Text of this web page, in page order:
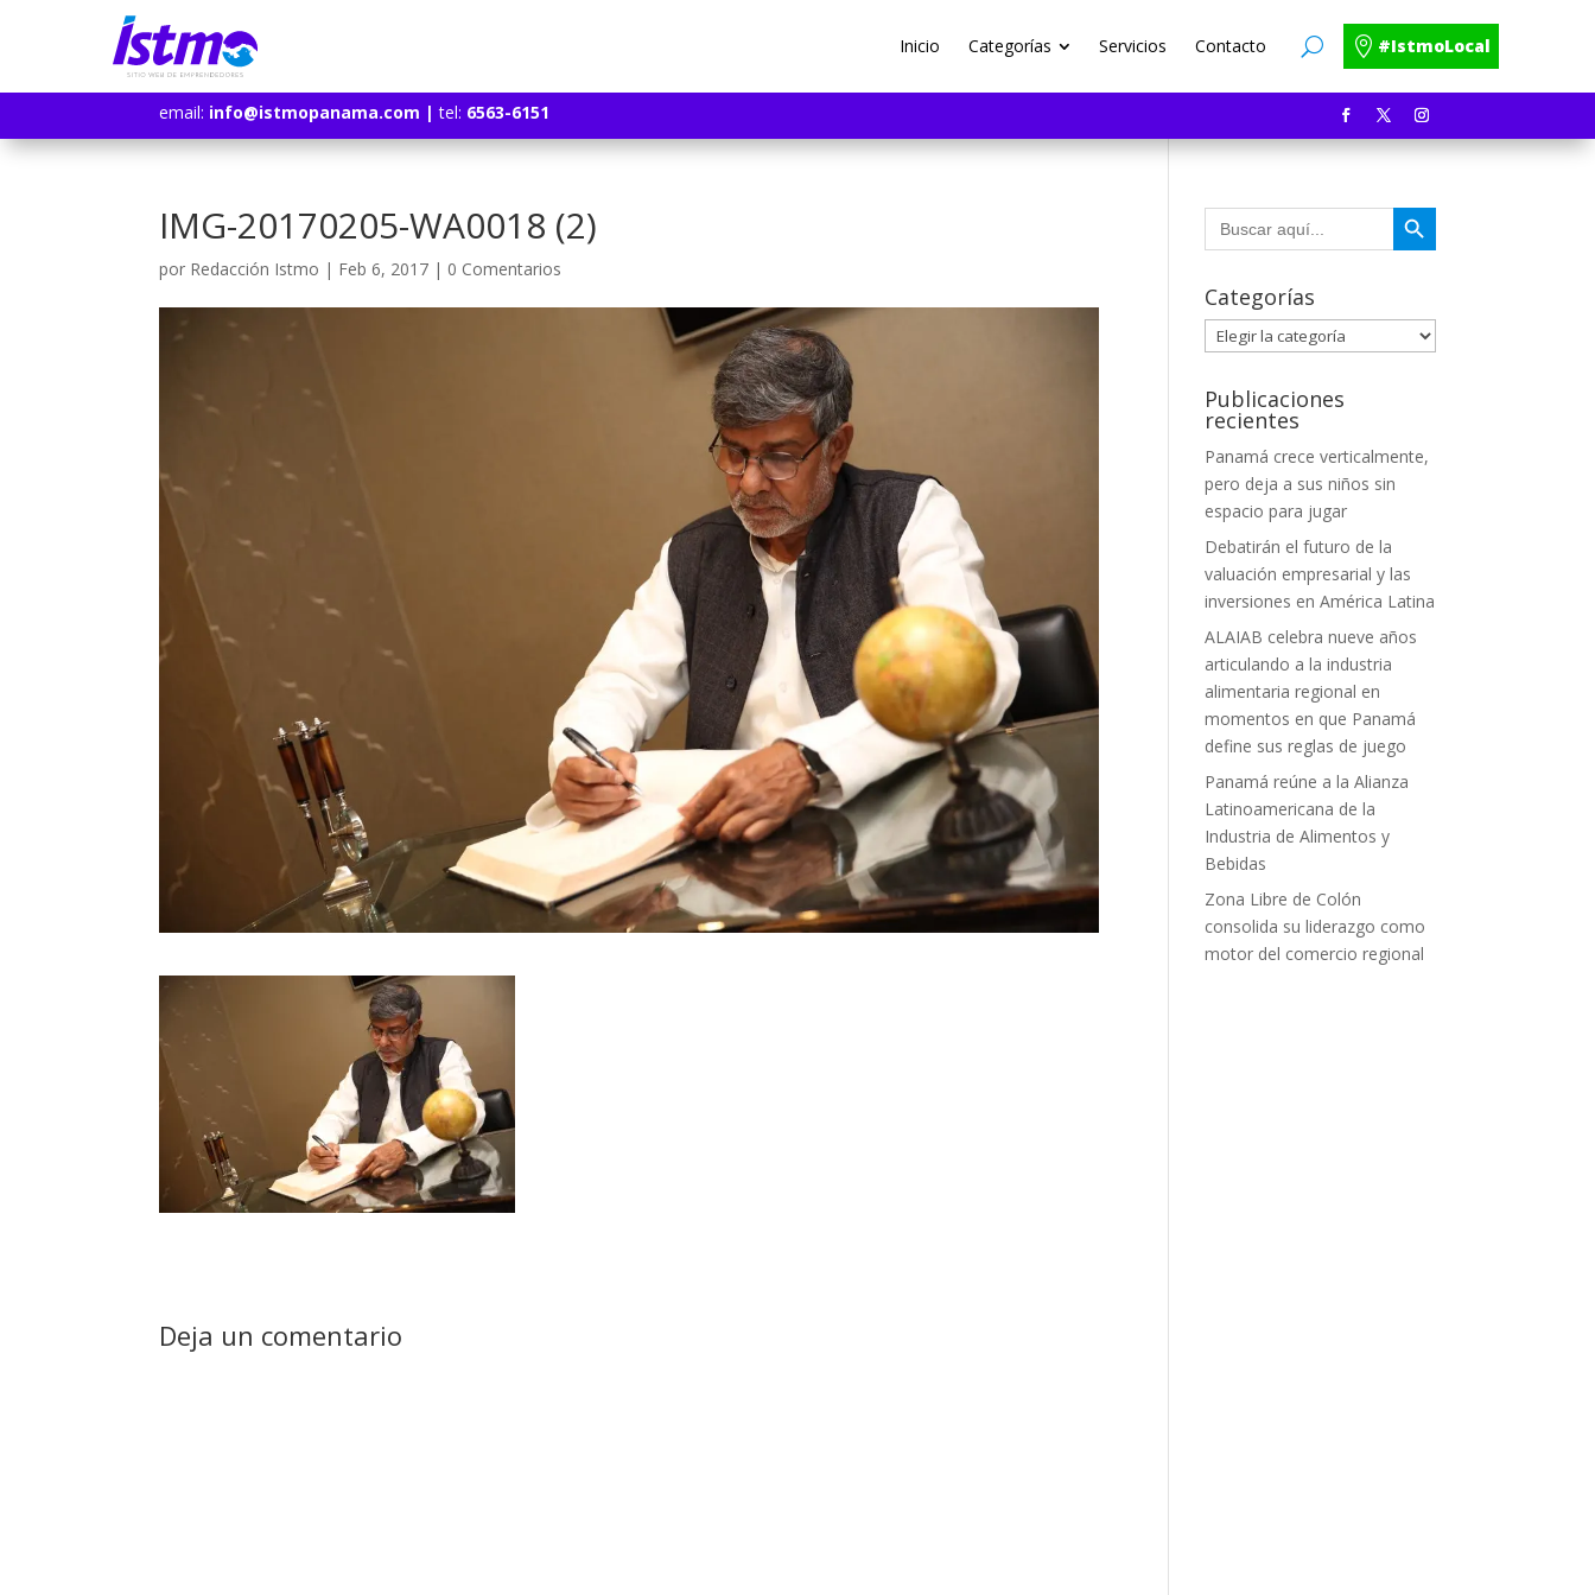
Inicio Categorías Servicios Contacto #IstmoLocal
email: info@istmopanama.com |tel: 6563-6151
IMG-20170205-WA0018 (2)
por Redacción Istmo | Feb 6, 2017 | 0 Comentarios
Deja un comentario
Buscar: Botón de búsqueda
Categorías
Categorías
Publicaciones
recientes
Panamá crece verticalmente,
pero deja a sus niños sin
espacio para jugar
Debatirán el futuro de la
valuación empresarial y las
inversiones en América Latina
ALAIAB celebra nueve años
articulando a la industria
alimentaria regional en
momentos en que Panamá
define sus reglas de juego
Panamá reúne a la Alianza
Latinoamericana de la
Industria de Alimentos y
Bebidas
Zona Libre de Colón
consolida su liderazgo como
motor del comercio regional